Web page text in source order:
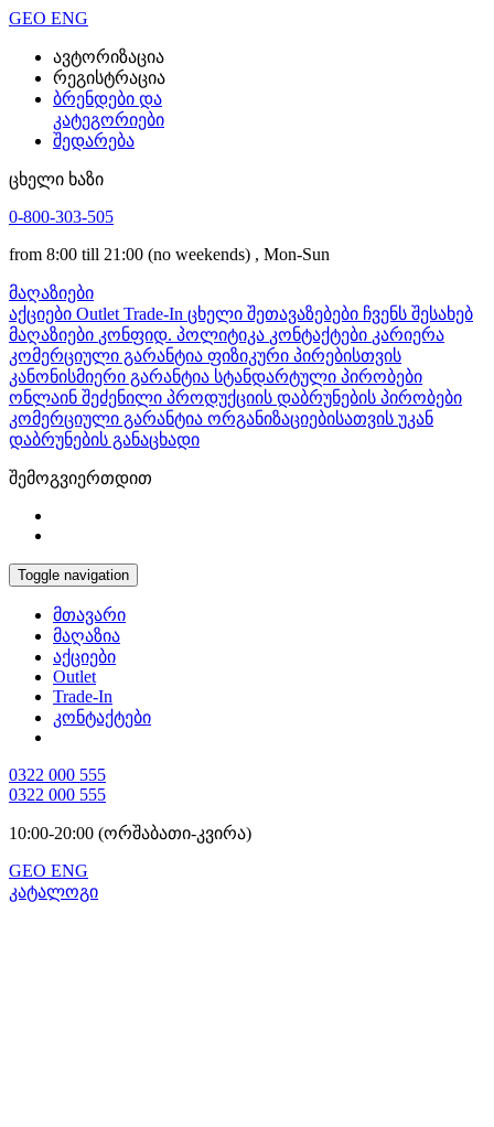
GEO ENG
ავტორიზაცია
რეგისტრაცია
ბრენდები და
კატეგორიები
შედარება
ცხელი ხაზი
0-800-303-505
from 8:00 till 21:00 (no weekends) , Mon-Sun
მაღაზიები
აქციები Outlet Trade-In ცხელი შეთავაზებები ჩვენს შესახებ
მაღაზიები კონფიდ. პოლიტიკა კონტაქტები კარიერა
კომერციული გარანტია ფიზიკური პირებისთვის
კანონისმიერი გარანტია სტანდარტული პირობები
ონლაინ შეძენილი პროდუქციის დაბრუნების პირობები
კომერციული გარანტია ორგანიზაციებისათვის უკან
დაბრუნების განაცხადი
შემოგვიერთდით
Toggle navigation
მთავარი
მაღაზია
აქციები
Outlet
Trade-In
კონტაქტები
0322 000 555
0322 000 555
10:00-20:00 (ორშაბათი-კვირა)
GEO ENG
კატალოგი